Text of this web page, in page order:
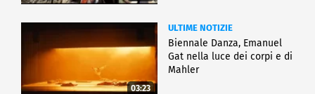
03:23
ULTIME NOTIZIE
Biennale Danza, Emanuel
Gat nella luce dei corpi e di
Mahler